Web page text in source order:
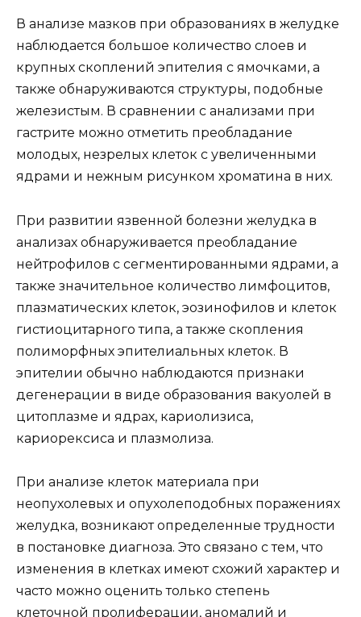
В анализе мазков при образованиях в желудке
наблюдается большое количество слоев и
крупных скоплений эпителия с ямочками, а
также обнаруживаются структуры, подобные
железистым. В сравнении с анализами при
гастрите можно отметить преобладание
молодых, незрелых клеток с увеличенными
ядрами и нежным рисунком хроматина в них.
При развитии язвенной болезни желудка в
анализах обнаруживается преобладание
нейтрофилов с сегментированными ядрами, а
также значительное количество лимфоцитов,
плазматических клеток, эозинофилов и клеток
гистиоцитарного типа, а также скопления
полиморфных эпителиальных клеток. В
эпителии обычно наблюдаются признаки
дегенерации в виде образования вакуолей в
цитоплазме и ядрах, кариолизиса,
кариорексиса и плазмолиза.
При анализе клеток материала при
неопухолевых и опухолеподобных поражениях
желудка, возникают определенные трудности
в постановке диагноза. Это связано с тем, что
изменения в клетках имеют схожий характер и
часто можно оценить только степень
клеточной пролиферации, аномалий и